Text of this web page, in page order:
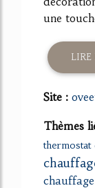
une
LIRE
Site :
Thèmes
thermostat